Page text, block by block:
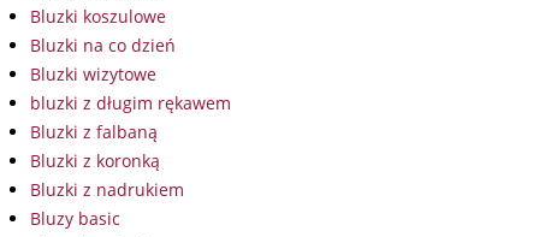
Bluzki koszulowe
Bluzki na co dzień
Bluzki wizytowe
bluzki z długim rękawem
Bluzki z falbaną
Bluzki z koronką
Bluzki z nadrukiem
Bluzy basic